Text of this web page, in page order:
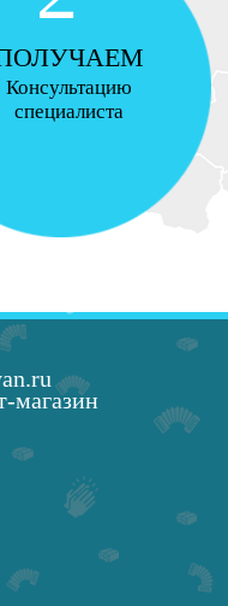
Консультацию
специалиста
магазин